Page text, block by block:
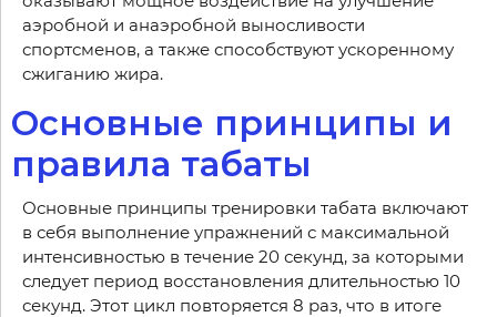
аэробной и анаэробной выносливости
спортсменов, а также способствуют ускоренному
сжиганию жира.
Основные принципы и
правила табаты
Основные принципы тренировки табата включают
в себя выполнение упражнений с максимальной
интенсивностью в течение 20 секунд, за которыми
следует период восстановления длительностью 10
секунд. Этот цикл повторяется 8 раз, что в итоге